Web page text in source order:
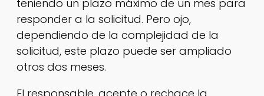
teniendo un plazo máximo de un mes para
responder a la solicitud. Pero ojo,
dependiendo de la complejidad de la
solicitud, este plazo puede ser ampliado
otros dos meses.